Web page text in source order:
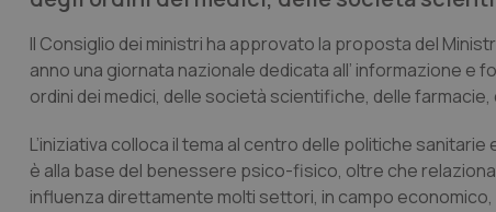
Il Consiglio dei ministri ha approvato la proposta del
anno una giornata nazionale dedicata all’ informazione e
ordini dei medici, delle società scientifiche, delle
L’iniziativa colloca il tema al centro delle politiche
è alla base del benessere psico-fisico, oltre che
influenza direttamente molti settori, in campo